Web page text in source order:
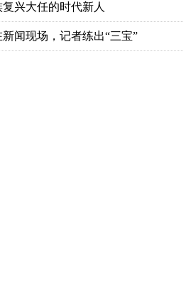
兴大任的时代新人
新闻现场，记者练出“三宝”